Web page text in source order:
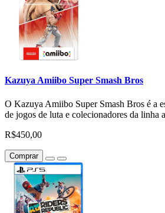
Kazuya Amiibo Super Smash Bros
O Kazuya Amiibo Super Smash Bros é a
de jogos de luta e colecionadores da linha
R$450,00
Comprar